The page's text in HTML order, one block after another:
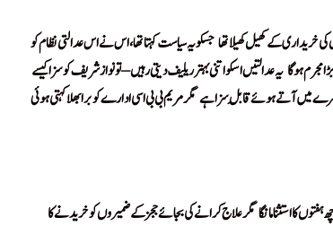
خریداری کے کھیل کھیلا تھا! جسکو یہ سیاست کہتا تھا، اس نے اس عدالتی نظام کو
مجرم ہوگایہ عدالتیں اسکو اتنی بہتر ریلیف دیتی رہیں – تو نوازشریف کو سزا کیسے
ضمرے میں آتے ہوئے قابلِ سزا ہے! مگر مریم بی بی اسی ادارے کو برا بھلا کہتی ہوئی
کا استثنا مانگا! مگر علاج کرانے کی بجائے ججز کے ضمیروں کو خریدنے کا